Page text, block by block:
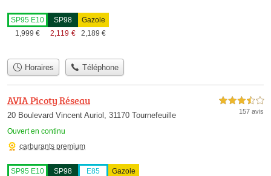
SP95 E10
1,999 €
SP98
2,119 €
Gazole
2,189 €
Horaires Téléphone
AVIA Picoty Réseau
20 Boulevard Vincent Auriol, 31170 Tournefeuille
Ouvert en continu
3,5 étoiles sur 5
157 avis
carburants premium
SP95 E10
SP98
E85
Gazole